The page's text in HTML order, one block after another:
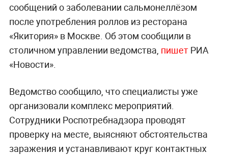
сообщений о заболевании сальмонеллёзом
после употребления роллов из ресторана
«Якитория» в Москве. Об этом сообщили в
столичном управлении ведомства, пишет РИА
«Новости».
Ведомство сообщило, что специалисты уже
организовали комплекс мероприятий.
Сотрудники Роспотребнадзора проводят
проверку на месте, выясняют обстоятельства
заражения и устанавливают круг контактных